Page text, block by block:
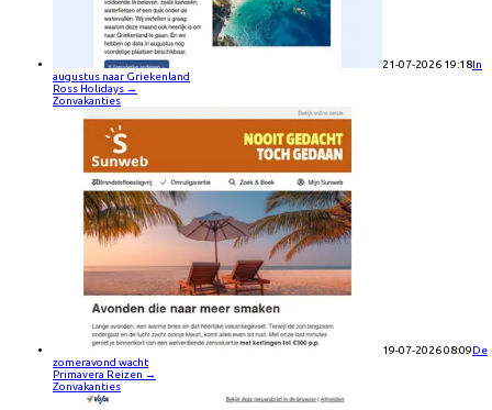
21-07-2026 19:18In
augustus naar Griekenland
Ross Holidays →
Zonvakanties
19-07-2026 08:09De
zomeravond wacht
Primavera Reizen →
Zonvakanties